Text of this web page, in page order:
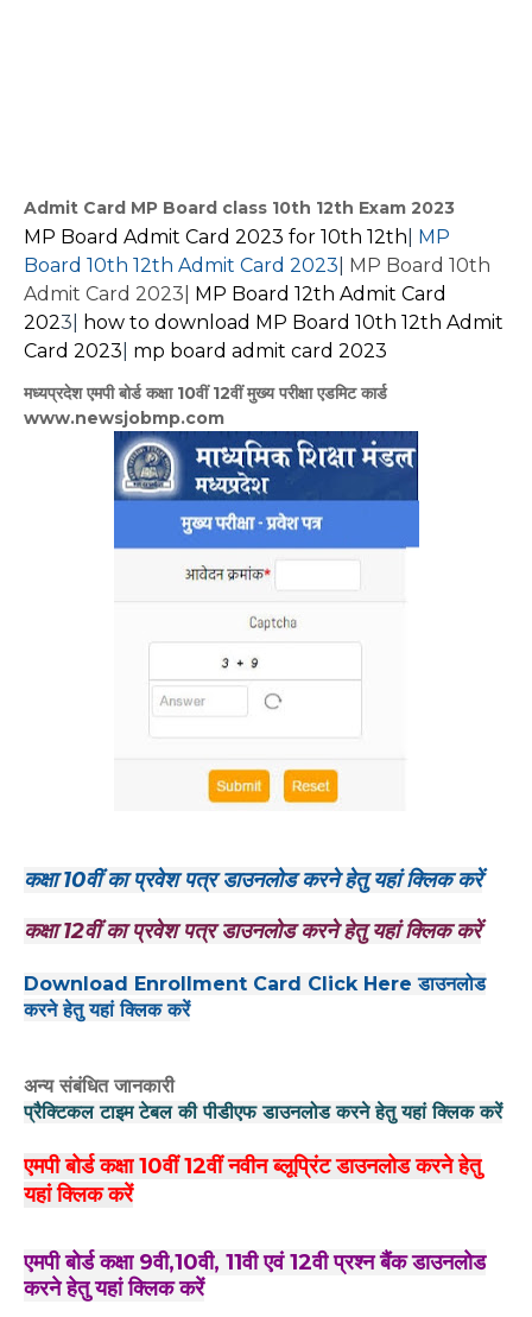
Admit Card MP Board class 10th 12th Exam 2023
MP Board Admit Card 2023 for 10th 12th MP
Board 10th 12th Admit Card 2023 MP Board 10th
Admit Card 2023| MP Board 12th Admit Card
2023|
how to download MP Board 10th 12th Admit
Card 2023 mp board admit card 2023
मध्यप्रदेश एमपी बोर्ड कक्षा 10वीं 12वीं मुख्य परीक्षा एडमिट कार्ड
www.newsjobmp.com
कक्षा 10वीं का प्रवेश पत्र डाउनलोड करने हेतु यहां क्लिक करें
कक्षा 12वीं का प्रवेश पत्र डाउनलोड करने हेतु यहां क्लिक करें
Download Enrollment Card Click Here डाउनलोड
करने हेतु यहां क्लिक करें
अन्य संबंधित जानकारी
प्रैक्टिकल टाइम टेबल की पीडीएफ डाउनलोड करने हेतु यहां क्लिक करें
एमपी बोर्ड कक्षा 10वीं 12वीं नवीन ब्लूप्रिंट डाउनलोड करने हेतु
यहां क्लिक करें
एमपी बोर्ड कक्षा 9वी,10वी, 11वी एवं 12वी प्रश्न बैंक डाउनलोड
करने हेतु यहां क्लिक करें